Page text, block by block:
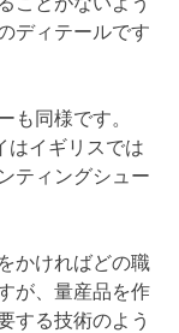
ディテールです
も同様です。
はイギリスでは
ティングシュー
かければどの職
が、量産品を作
する技術のよう